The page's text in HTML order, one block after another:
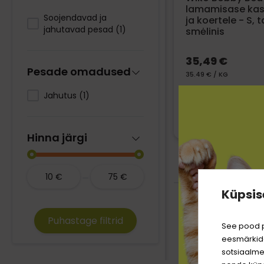
Soojendavad ja
jahutavad pesad (1)
Pesade omadused
Jahutus (1)
Hinna järgi
10 € 75 €
Puhastage filtrid
lamamisase
ja koertele - S,
smėlinis
35,49 €
35.49 € / KG
See pood